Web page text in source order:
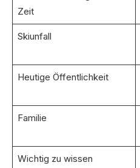
Zeit
Skiunfall
Heutige Öffentlichkeit
Familie
Wichtig zu wissen